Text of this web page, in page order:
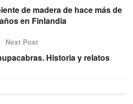
de madera de hace más de
en Finlandia
Next Post
Historia y relatos